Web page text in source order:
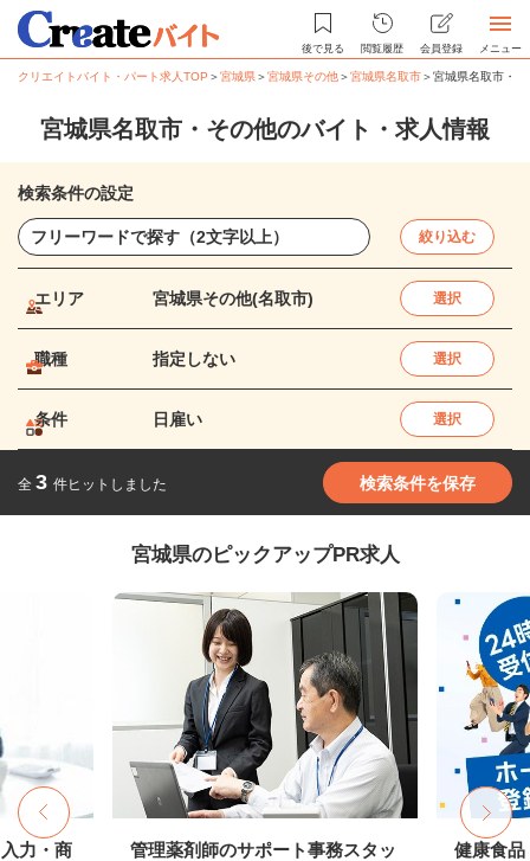
後で見る 閲覧履歴 会員登録 メニュー
クリエイトバイト・パート求人TOP ＞宮城県＞宮城県その他＞宮城県名取市＞宮城県名取市・
宮城県名取市・その他のバイト・求人情報
検索条件の設定
絞り込む
エリア 宮城県その他(名取市) 選択
職種 指定しない 選択
条件 日雇い 選択
全 3 件ヒットしました 検索条件を保存
宮城県のピックアップPR求人
力・商
管理薬剤師のサポート事務スタッ
健康食品